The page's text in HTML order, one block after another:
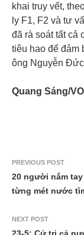
khai truy vết,
ly F1, F2 và tư
đã rà soát tất cả
tiêu hao để đảm
ông Nguyễn
Quang Sáng/
PREVIOUS POST
20 người nắm
từng mét nước
NEXT POST
23-5: Cử tri cả